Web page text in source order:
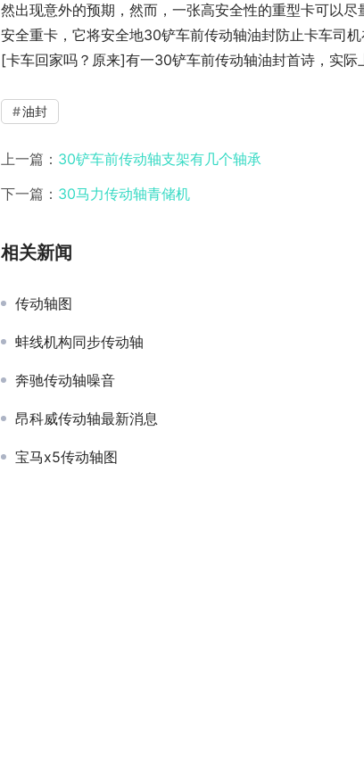
然出现意外的预期，然而，一张高安全性的重型卡可以
安全重卡，它将安全地30铲车前传动轴油封防止卡车司机
[卡车回家吗？原来]有一30铲车前传动轴油封首诗，实
油封
上一篇： 30铲车前传动轴支架有几个轴承
下一篇： 30马力传动轴青储机
相关新闻
传动轴图
蚌线机构同步传动轴
奔驰传动轴噪音
昂科威传动轴最新消息
宝马x5传动轴图